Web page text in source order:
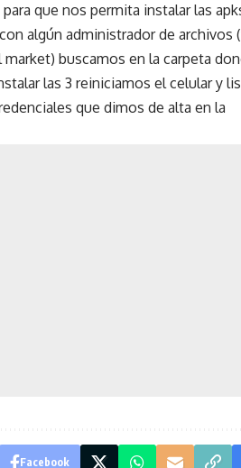
que nos permita instalar las
algún administrador de archivos
buscamos en la carpeta
las 3 reiniciamos el celular y
que dimos de alta en la
Facebook